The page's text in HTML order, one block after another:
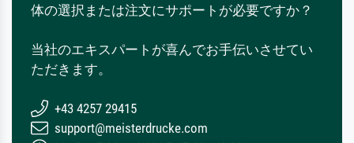
体の選択または注文にサポートが必要ですか？
当社のエキスパートが喜んでお手伝いさせてい
ただきます。
+43 4257 29415
support@meisterdrucke.com